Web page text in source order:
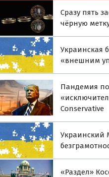
Сразу пять
чёрную
Украинская
«внешним
Пандемия
Conservative
Украинский
«Раздел»